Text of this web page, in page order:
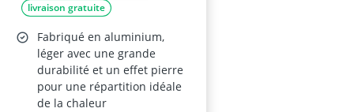
livraison gratuite
Fabriqué en aluminium,
léger avec une grande
durabilité et un effet pierre
pour une répartition idéale
de la chaleur